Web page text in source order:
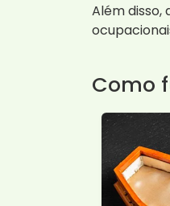
Além
Como